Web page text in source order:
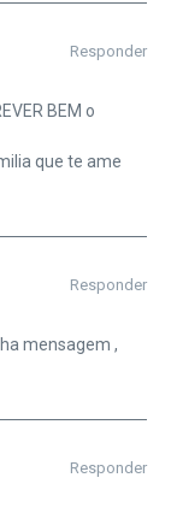
Responder
BEM o
que te ame
Responder
mensagem ,
Responder